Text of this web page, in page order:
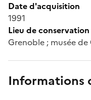
Date d'acquisition
1991
Lieu de conservation
Grenoble ; musée
Informations